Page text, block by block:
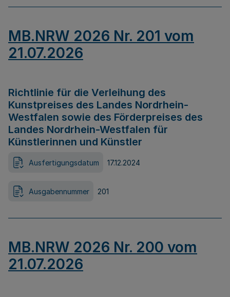
MB.NRW 2026 Nr. 201 vom
21.07.2026
Richtlinie für die Verleihung des
Kunstpreises des Landes Nordrhein-
Westfalen sowie des Förderpreises des
Landes Nordrhein-Westfalen für
Künstlerinnen und Künstler
Ausfertigungsdatum 17.12.2024
Ausgabennummer 201
MB.NRW 2026 Nr. 200 vom
21.07.2026